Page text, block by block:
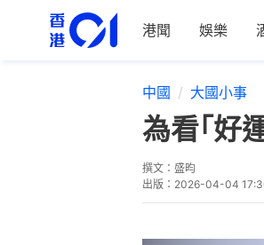
港聞 娛樂
中國 大國小事
為看｢好
撰文： 盛昀
出版： 2026-04-04